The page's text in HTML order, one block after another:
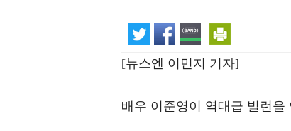
[뉴스엔 이민지 기자]
배우 이준영이 역대급 빌런을